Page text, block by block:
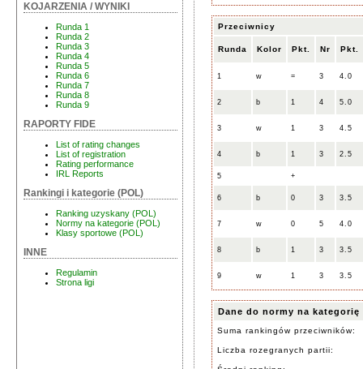
KOJARZENIA / WYNIKI
Runda 1
Runda 2
Runda 3
Runda 4
Runda 5
Runda 6
Runda 7
Runda 8
Runda 9
RAPORTY FIDE
List of rating changes
List of registration
Rating performance
IRL Reports
Rankingi i kategorie (POL)
Ranking uzyskany (POL)
Normy na kategorie (POL)
Klasy sportowe (POL)
INNE
Regulamin
Strona ligi
Przeciwnicy
Runda Kolor Pkt. Nr Pkt.
1 w = 3 4.0
2 b 1 4 5.0
3 w 1 3 4.5
4 b 1 3 2.5
5 +
6 b 0 3 3.5
7 w 0 5 4.0
8 b 1 3 3.5
9 w 1 3 3.5
Dane do normy na kategorię
Suma rankingów przeciwników:
Liczba rozegranych partii: